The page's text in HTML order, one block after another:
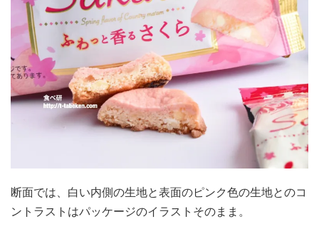
断面では、白い内側の生地と表面のピンク色の生地とのコ
ントラストはパッケージのイラストそのまま。